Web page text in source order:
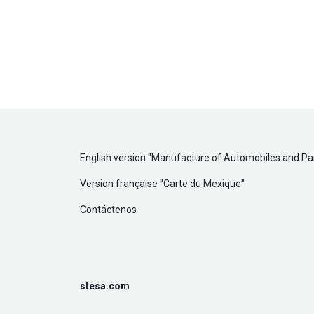
English version "Manufacture of Automobiles and
Version française "Carte du Mexique"
Contáctenos
stesa.com